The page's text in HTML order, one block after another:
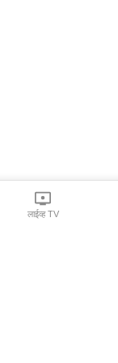
लाईव्ह TV